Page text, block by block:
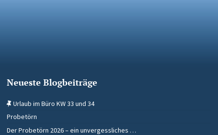
Neueste Blogbeiträge
Urlaub im Büro KW 33 und 34
Probetörn
Der Probetörn 2026 – ein unvergessliches …